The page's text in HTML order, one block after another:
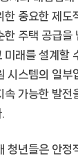
한 중요한 제도
한 주택 공급을
미래를 설계할
시스템의 일부
속 가능한 발전
청년들은 안정